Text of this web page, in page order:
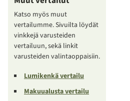
Katso myös muut
vertailumme. Sivuilta löydät
vinkkejä varusteiden
vertailuun, sekä linkit
varusteiden valintaoppaisiin.
Lumikenkä vertailu
Makuualusta vertailu